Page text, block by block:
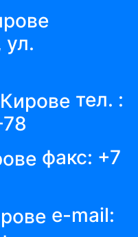
ул.
тел. :
факс: +7
e-mail: